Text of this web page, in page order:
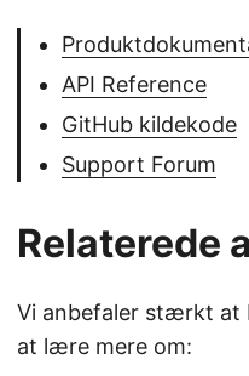
API Reference
GitHub kildekode
Support Forum
Relaterede
Vi anbefaler stærkt at
at lære mere om: